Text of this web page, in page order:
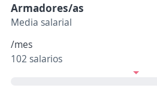
Armadores/as
Media salarial
/mes
102 salarios